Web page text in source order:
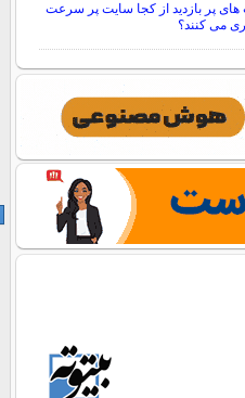
پر بازدید از کجا سایت پر سرعت
می کنند؟